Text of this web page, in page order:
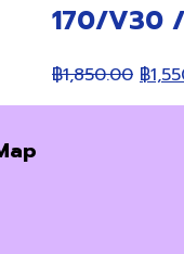
170/V30
฿1,850.00
price
฿